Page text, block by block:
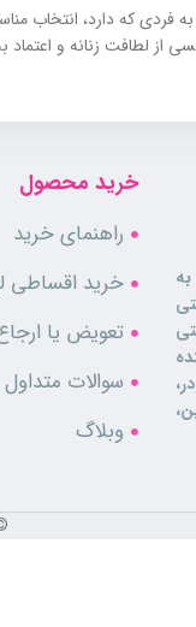
فردی که دارد، انتخاب
از لطافت زنانه و
که با رایحه‌ای ماندگار
اقدام به
خرید محصول
راهنمای خرید
خرید اقساطی
تعویض یا
سوالات متداول
وبلاگ